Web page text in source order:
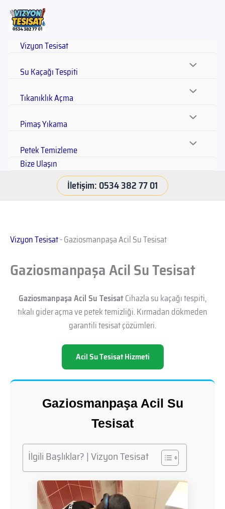
Vizyon Tesisat
Su Kaçağı Tespiti
Tıkanıklık Açma
Pimaş Yıkama
Petek Temizleme
Bize Ulaşın
İletişim: 0534 382 77 01
Vizyon Tesisat-Gaziosmanpaşa Acil Su Tesisat
Gaziosmanpaşa Acil Su Tesisat
Gaziosmanpaşa Acil Su TesisatCihazla su kaçağı tespiti,
tıkalı gider açma ve petek temizliği. Kırmadan dökmeden
garantili tesisat çözümleri.
Acil Su Tesisat Hizmeti
Gaziosmanpaşa Acil Su
Tesisat
İlgili Başlıklar? | Vizyon Tesisat